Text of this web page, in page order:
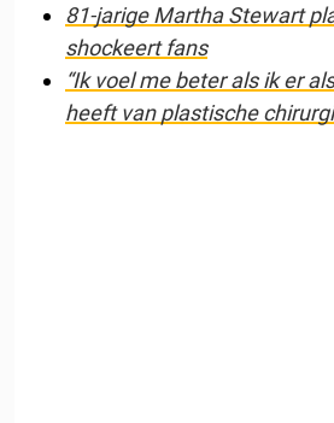
81-jarige Martha Stewart
shockeert fans
“Ik voel me beter als ik er
heeft van plastische